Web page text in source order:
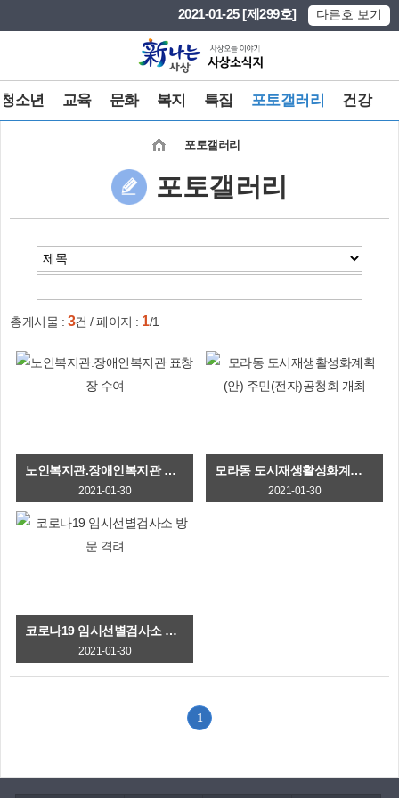
2021-01-25 [제299호] 다른호 보기
청소년 교육 문화 복지 특집 포토갤러리 건강
포토갤러리
포토갤러리
총게시물 : 3건 / 페이지 : 1/1
노인복지관.장애인복지관 표창장 수여
2021-01-30
모라동 도시재생활성화계획(안) 주민(전자)공청회 개최
2021-01-30
코로나19 임시선별검사소 방문.격려
2021-01-30
1